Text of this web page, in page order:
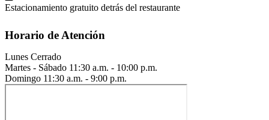
Estacionamiento gratuito detrás del restaurante
Horario de Atención
Lunes Cerrado
Martes - Sábado 11:30 a.m. - 10:00 p.m.
Domingo 11:30 a.m. - 9:00 p.m.